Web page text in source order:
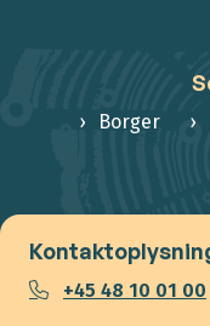
Borger
+45 48 10 01 00